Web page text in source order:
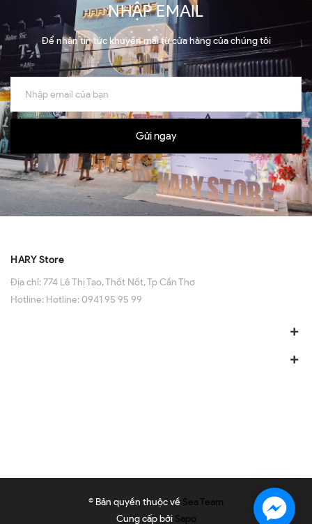
NHẬP EMAIL
Để nhận tin tức khuyến mãi từ cửa hàng của chúng tôi
Gửi ngay
HARY Store
Địa chỉ:774 Lê Thị Tạo, Thốt Nốt, Tp Cần Thơ
Hotline: Hotline: 0941 95 95 99
© Bản quyền thuộc về Sea Team
Cung cấp bởi Sapo